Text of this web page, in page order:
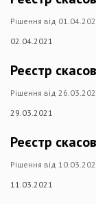
Рішення від
02.04.2021
Реєстр
Рішення від
29.03.2021
Реєстр
Рішення від
11.03.2021